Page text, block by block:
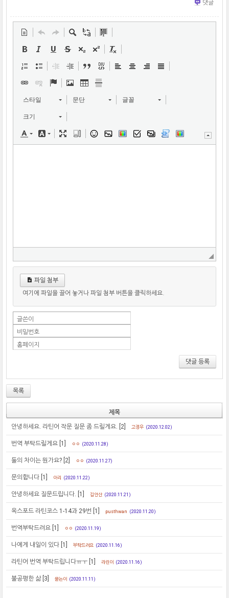
댓글
스타일 문단 글꼴
크기
파일 첨부
여기에 파일을 끌어 놓거나 파일 첨부 버튼을 클릭하세요.
글쓴이
비밀번호
홈페이지
댓글 등록
목록
제목
안녕하세요. 라틴어 작문 질문 좀 드릴게요.
[2] 고정우 (2020.12.02)
번역 부탁드릴게요 [1] ㅇㅇ (2020.11.28)
둘의 차이는 뭔가요? [2] ㅇㅇ (2020.11.27)
문의합니다 [1] 아리 (2020.11.22)
안녕하세요 질문드립니다. [1] 김안산 (2020.11.21)
옥스포드 라틴코스 1-14과 29번 [1] pusthwan (2020.11.20)
번역부탁드려요 [1] ㅇㅇ (2020.11.19)
나에게 내일이 있다 [1] 부탁드려요 (2020.11.16)
라틴어 번역 부탁드립니다ㅠㅜ [1] 라린이 (2020.11.16)
불공평한 삶 [3] 묻는이 (2020.11.11)